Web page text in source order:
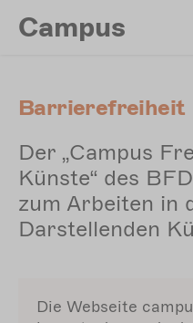
zumCampus
Barrierefreiheit
Der „Campus
Künste“ des
zum Arbeiten in
Darstellenden
Die Webseite